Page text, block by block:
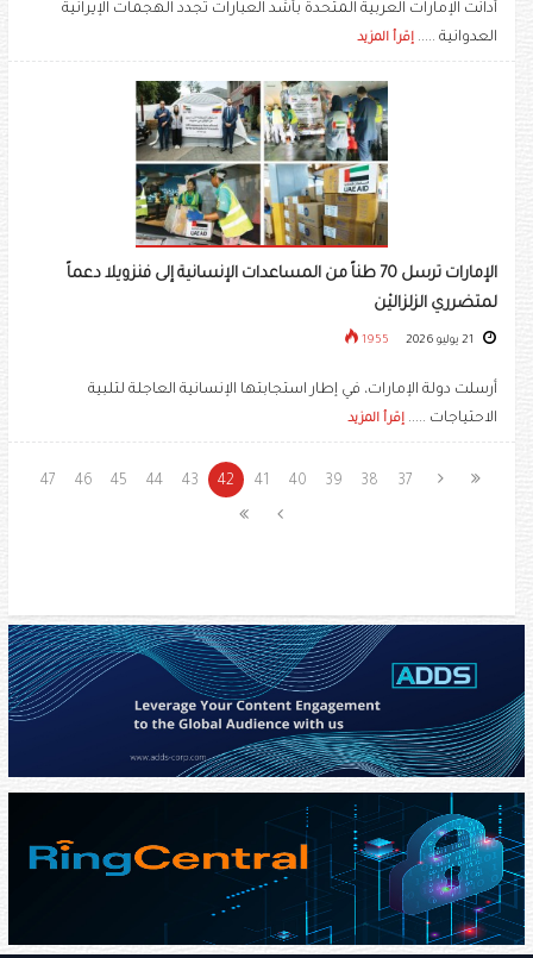
أدانت الإمارات العربية المتحدة بأشد العبارات تجدد الهجمات الإيرانية
العدوانية ..... إقرأ المزيد
الإمارات ترسل 70 طناً من المساعدات الإنسانية إلى فنزويلا دعماً
لمتضرري الزلزاليْن
1955
أرسلت دولة الإمارات، في إطار استجابتها الإنسانية العاجلة لتلبية
الاحتياجات ..... إقرأ المزيد
37
38
39
40
41
42
43
44
45
46
47